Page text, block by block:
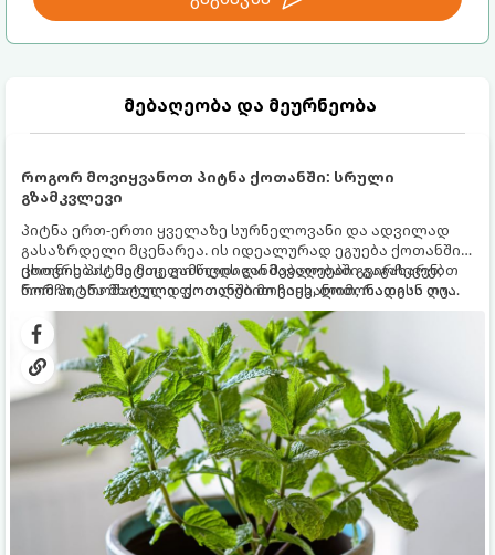
მებაღეობა და მეურნეობა
როგორ მოვიყვანოთ პიტნა ქოთანში: სრული
გზამკვლევი
პიტნა ერთ-ერთი ყველაზე სურნელოვანი და ადვილად
გასაზრდელი მცენარეა. ის იდეალურად ეგუება ქოთანში
ცხოვრებას, მეტიც, გამოცდილი მებაღეები გვირჩევენ,
რომ პიტნა მხოლოდ ქოთანში მოვიყვანოთ, რადგან ღია
გრუნტში (ბაღში) დარგვისას ის ფესვებით ძალიან
სწრაფად ვრცელდება და სხვა მცენარეებს ავიწროებს.
ქოთნის პიტნა მთელი წლის განმავლობაში გაგახარებთ
ნორჩი, არომატული ფოთლებით ჩაის, ლიმონათისა თუ
კერძებისთვის.